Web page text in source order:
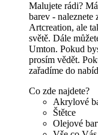
Malujete rádi?
barev - naleznete
Artcreation, ale
světě. Dále
Umton. Pokud
prosím vědět.
zařadíme do
Co zde najdete?
Akrylové
Štětce
Olejové